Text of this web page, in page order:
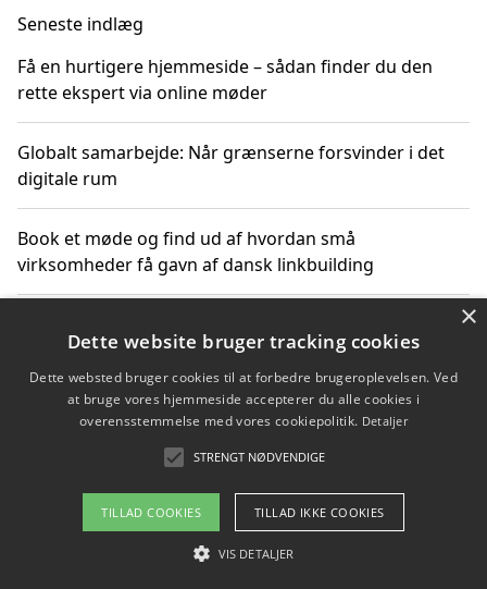
Seneste indlæg
Få en hurtigere hjemmeside – sådan finder du den
rette ekspert via online møder
Globalt samarbejde: Når grænserne forsvinder i det
digitale rum
Book et møde og find ud af hvordan små
virksomheder få gavn af dansk linkbuilding
får du indgår et samarbejde
Hold et møde med en WordPress ekspert og vælg den
mest professionelle til at vedligeholde din løsning
Copyright 2026 - Pilanto Aps
Om / kontakt
×
Dette website bruger tracking cookies
Dette websted bruger cookies til at forbedre brugeroplevelsen. Ved
at bruge vores hjemmeside accepterer du alle cookies i
overensstemmelse med vores cookiepolitik. Detaljer
STRENGT NØDVENDIGE
TILLAD COOKIES TILLAD IKKE COOKIES
VIS DETALJER